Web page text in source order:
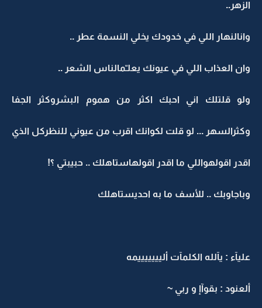
الزهر..
وانالنهار اللي في خدودك يخلي النسمة عطر ..
وان العذاب اللي في عيونك يعلـّمالناس الشعر ..
ولو قلتلك اني احبك اكثر من هموم البشروكثر الجفا
وكثرالسهر ... لو قلت لكوانك اقرب من عيوني للنظركل الذي
اقدر اقولهواللي ما اقدر اقولهاستاهلك .. حبيبتي ؟!
وباجاوبك .. للأسف ما به احديستاهلك
عليآء : يآلله الكلمآت أليييييييمه
ألعنود : بقوآإ و ربي ~